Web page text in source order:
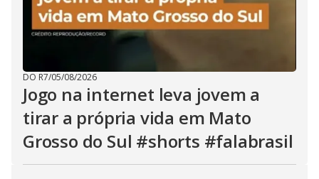
DO R7/05/08/2026
Jogo na internet leva jovem a
tirar a própria vida em Mato
Grosso do Sul #shorts #falabrasil